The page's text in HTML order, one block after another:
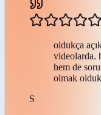
oldukça
videolarda.
hem de
olmak
S